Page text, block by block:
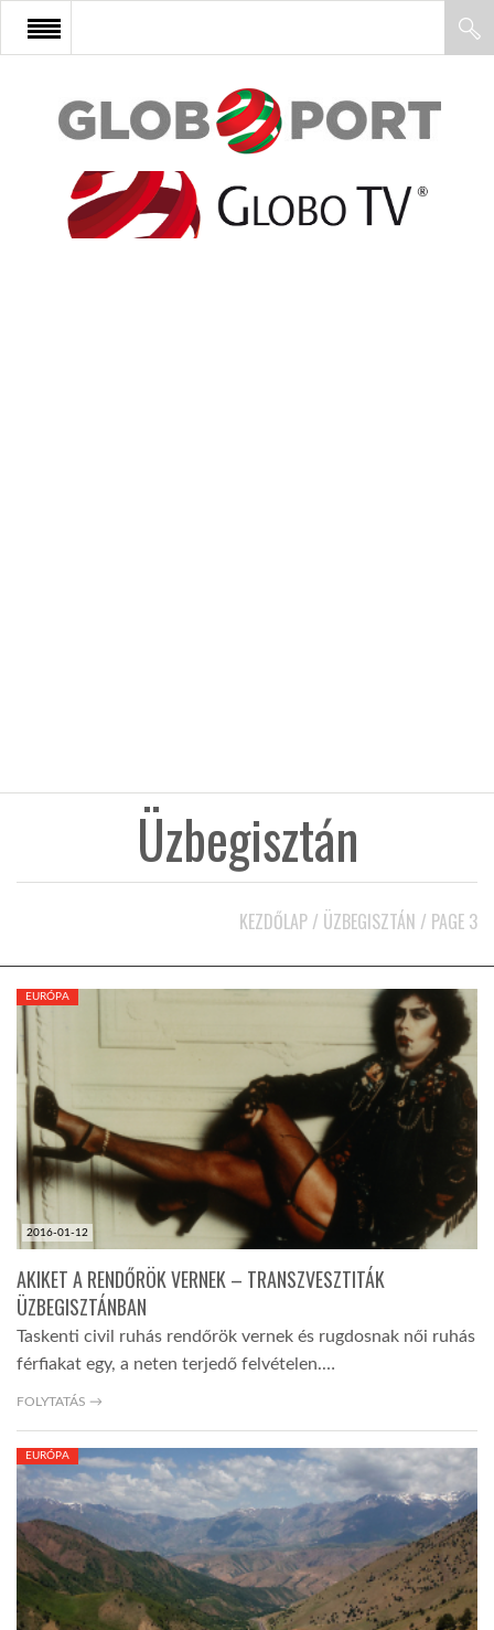
FŐOLDAL
AFRIKA
HÍR3D
TROPICALMAGAZIN
GLOBOTV
AFRIKA TUDÁSTÁR
A NAP SZÉPE
LINKTR.EE
DOBRAVERO.HU
LATIMO.HU
GLOBOBOOK
Üzbegisztán
KEZDŐLAP / ÜZBEGISZTÁN / PAGE 3
2016-01-12
EURÓPA
AKIKET A RENDŐRÖK VERNEK – TRANSZVESZTITÁK
ÜZBEGISZTÁNBAN
Taskenti civil ruhás rendőrök vernek és rugdosnak női ruhás
férfiakat egy, a neten terjedő felvételen.…
FOLYTATÁS →
EURÓPA